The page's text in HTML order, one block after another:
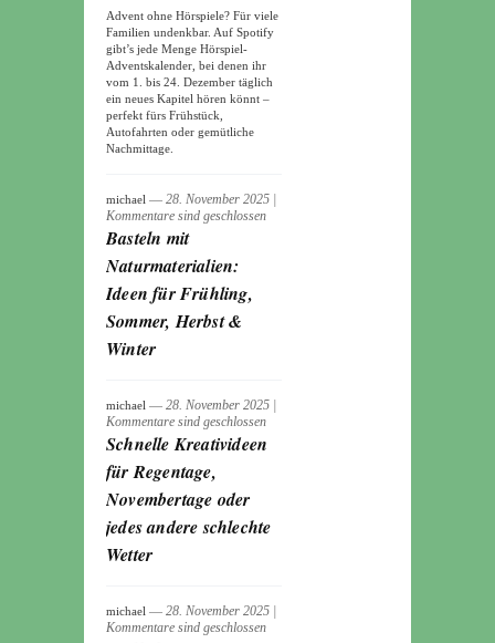
Advent ohne Hörspiele? Für viele
Familien undenkbar. Auf Spotify
gibt’s jede Menge Hörspiel-
Adventskalender, bei denen ihr
vom 1. bis 24. Dezember täglich
ein neues Kapitel hören könnt –
perfekt fürs Frühstück,
Autofahrten oder gemütliche
Nachmittage.
michael ― 28. November 2025 |
Kommentare sind geschlossen
Basteln mit
Naturmaterialien:
Ideen für Frühling,
Sommer, Herbst &
Winter
michael ― 28. November 2025 |
Kommentare sind geschlossen
Schnelle Kreativideen
für Regentage,
Novembertage oder
jedes andere schlechte
Wetter
michael ― 28. November 2025 |
Kommentare sind geschlossen